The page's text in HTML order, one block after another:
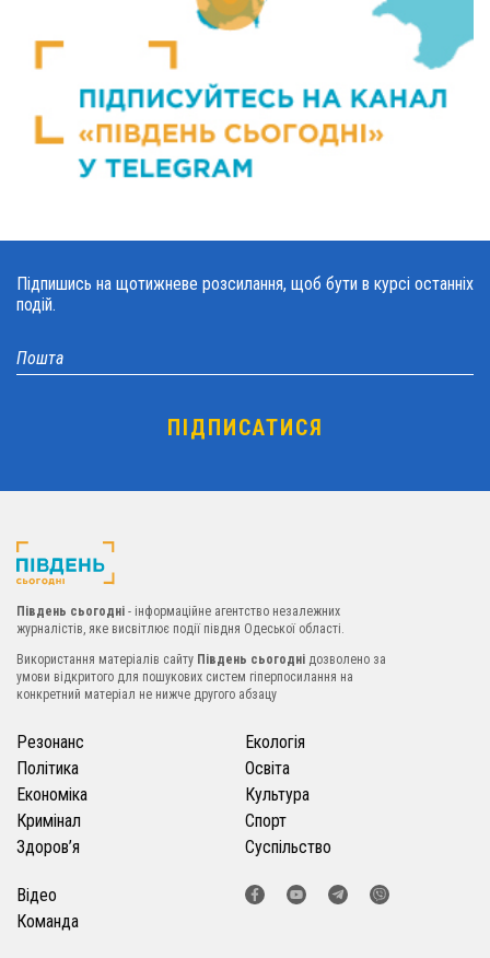
Підпишись на щотижневе розсилання, щоб бути в курсі останніх
подій.
Південь сьогодні - інформаційне агентство незалежних
журналістів, яке висвітлює події півдня Одеської області.
Використання матеріалів сайту Південь сьогодні дозволено за
умови відкритого для пошукових систем гіперпосилання на
конкретний матеріал не нижче другого абзацу
Резонанс
Політика
Економіка
Кримінал
Здоров’я
Екологія
Освіта
Культура
Спорт
Суспільство
Відео
Команда